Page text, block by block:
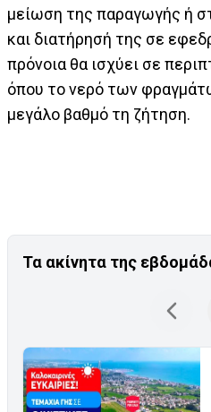
μείωση της παραγωγής ή
και διατήρησή της σε
πρόνοια θα ισχύει σε
όπου το νερό των
μεγάλο βαθμό τη ζήτηση.
Τα ακίνητα της